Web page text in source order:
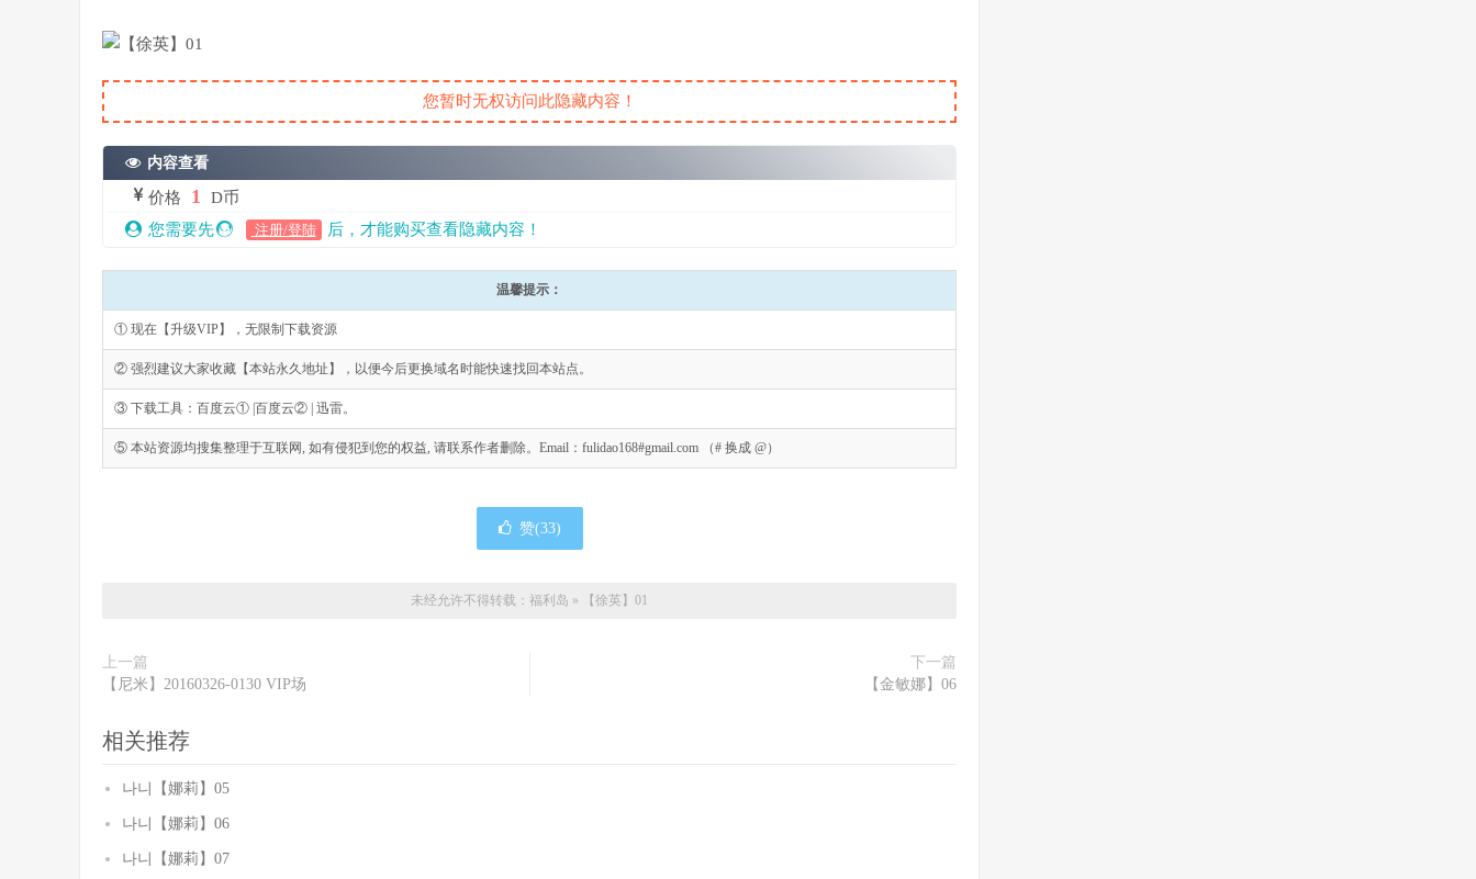
您暂时无权访问此隐藏内容！
内容查看
价格 1
D币
您需要先
注册/登陆 后，才能购买查看隐藏内容！
温馨提示：
① 现在【升级VIP】，无限制下载资源
② 强烈建议大家收藏【本站永久地址】，以便今后更换域名时能快速找回本站点。
③ 下载工具：百度云① |百度云② | 迅雷。
⑤ 本站资源均搜集整理于互联网, 如有侵犯到您的权益, 请联系作者删除。Email：fulidao168#gmail.com （# 换成 @）
赞(33)
未经允许不得转载： 福利岛 » 【徐英】01
上一篇
【尼米】20160326-0130 VIP场
下一篇
【金敏娜】06
相关推荐
나니【娜莉】05
나니【娜莉】06
나니【娜莉】07